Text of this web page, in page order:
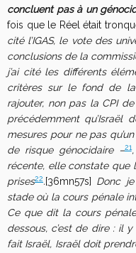
concluent pas à un
fois que le Réel était
cité l’IGAS, le vote des
conclusions de la
j’ai cité les différents
critères sur le fond de
rajouter, non pas la CPI
précédemment qu’Israël
mesures pour ne pas
de risque génocidaire –21
récente, elle constate que
prises22.[36mn57s]
Donc
stade où la cours pénale
Ce que dit la cours
dessous, c’est de dire : il
fait Israël, Israël doit